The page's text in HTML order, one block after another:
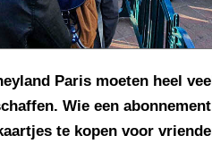
Paris moeten heel
Wie een
te kopen voor